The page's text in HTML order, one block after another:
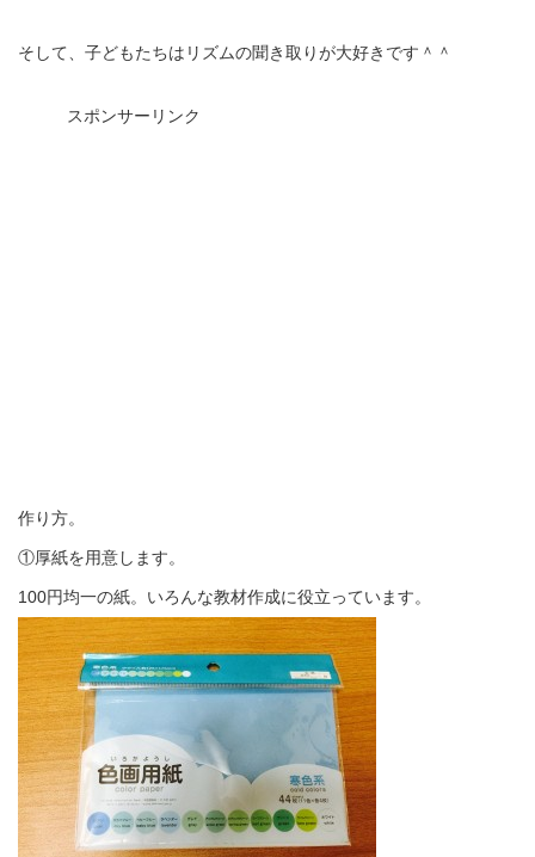
そして、子どもたちはリズムの聞き取りが大好きです＾＾
スポンサーリンク
作り方。
①厚紙を用意します。
100円均一の紙。いろんな教材作成に役立っています。